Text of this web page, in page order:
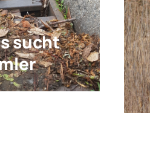
sucht